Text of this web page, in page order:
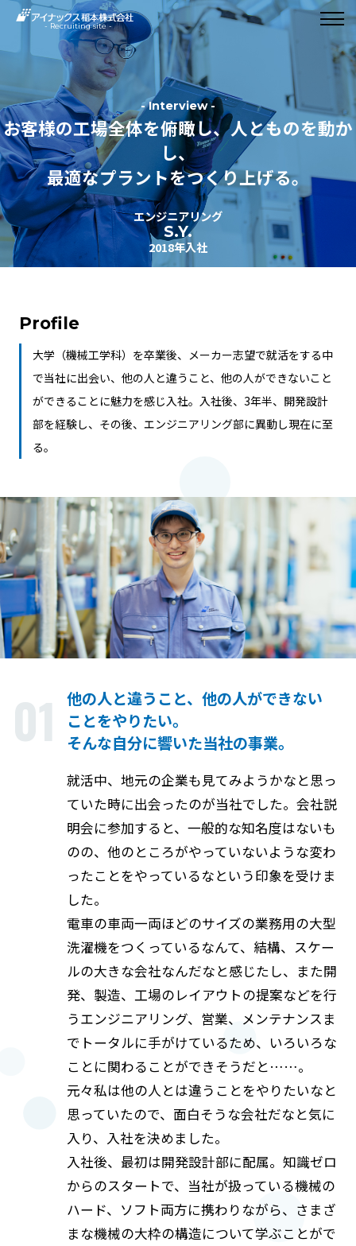
- Recruiting site -
- Interview -
お客様の工場全体を俯瞰し、人とものを動か
し、
最適なプラントをつくり上げる。
エンジニアリング
S.Y.
2018年入社
Profile
大学（機械工学科）を卒業後、メーカー志望で就活をする中
で当社に出会い、他の人と違うこと、他の人ができないこと
ができることに魅力を感じ入社。入社後、3年半、開発設計
部を経験し、その後、エンジニアリング部に異動し現在に至
る。
01
他の人と違うこと、他の人ができない
ことをやりたい。
そんな自分に響いた当社の事業。
就活中、地元の企業も見てみようかなと思っ
ていた時に出会ったのが当社でした。会社説
明会に参加すると、一般的な知名度はないも
のの、他のところがやっていないような変わ
ったことをやっているなという印象を受けま
した。
電車の車両一両ほどのサイズの業務用の大型
洗濯機をつくっているなんて、結構、スケー
ルの大きな会社なんだなと感じたし、また開
発、製造、工場のレイアウトの提案などを行
うエンジニアリング、営業、メンテナンスま
でトータルに手がけているため、いろいろな
ことに関わることができそうだと……。
元々私は他の人とは違うことをやりたいなと
思っていたので、面白そうな会社だなと気に
入り、入社を決めました。
入社後、最初は開発設計部に配属。知識ゼロ
からのスタートで、当社が扱っている機械の
ハード、ソフト両方に携わりながら、さまざ
まな機械の大枠の構造について学ぶことがで